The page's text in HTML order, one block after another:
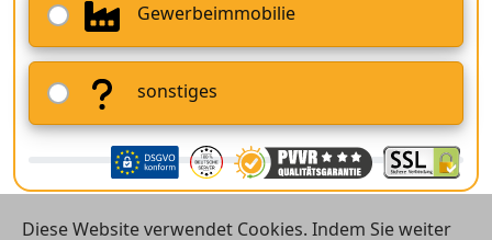
Gewerbeimmobilie
sonstiges
Diese Website verwendet Cookies. Indem Sie weiter